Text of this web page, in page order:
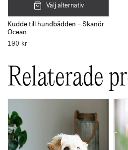
Välj alternativ
Kudde till hundbädden – Skanör
Ocean
190 kr
Relaterade